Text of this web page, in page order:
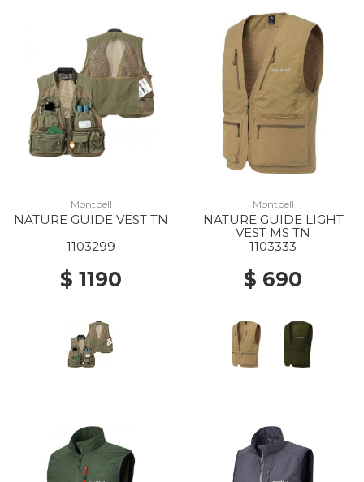
Montbell
NATURE GUIDE VEST TN
1103299
$ 1190
Montbell
NATURE GUIDE LIGHT
VEST MS TN
1103333
$ 690